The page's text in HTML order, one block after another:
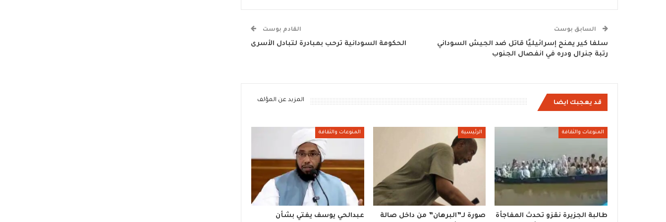
السابق بوست
سلفا كير يمنح إسرائيليًا قاتل ضد الجيش السوداني
رتبة جنرال ودره في انفصال الجنوب
القادم بوست
الحكومة السودانية ترحب بمبادرة لتبادل الأسرى
قد يعجبك ايضا المزيد عن المؤلف
المنوعات والثقافة
طالبة الجزيرة نقزو تحدث المفاجأة
الرئيسية
صورة لـ”البرهان” من داخل صالة
المنوعات والثقافة
عبدالحي يوسف يفتي بشأن